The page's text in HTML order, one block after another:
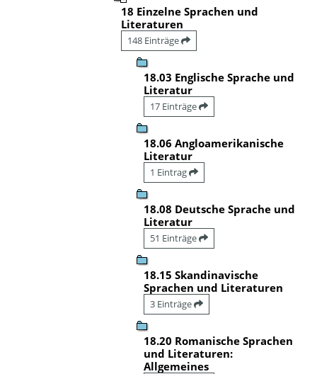
18 Einzelne Sprachen und
Literaturen
148 Einträge
18.03 Englische Sprache und
Literatur
17 Einträge
18.06 Angloamerikanische
Literatur
1 Eintrag
18.08 Deutsche Sprache und
Literatur
51 Einträge
18.15 Skandinavische
Sprachen und Literaturen
3 Einträge
18.20 Romanische Sprachen
und Literaturen:
Allgemeines